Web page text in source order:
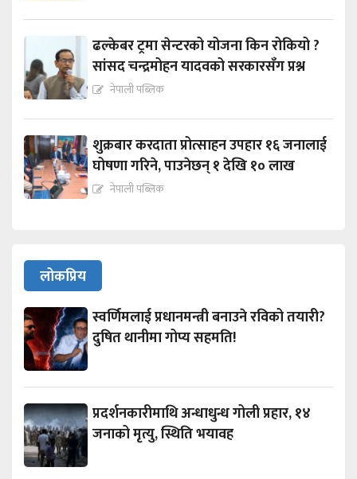
ढल्केबर ट्रमा सेन्टरको योजना किन रोकियो ?
सांसद चन्द्रमोहन यादवको सरकारसँग प्रश्न
नेपाली पब्लिक
शुक्रबार करदाता प्रोत्साहन उपहार १६ जनालाई
घोषणा गरिने, पाउनेछन् १ देखि १० लाख
नेपाली पब्लिक
लोकप्रिय
स्वर्णिमलाई प्रधानमन्त्री बनाउने रविको तयारी?
दुषित थानीमा गोप्य सहमति!
प्रदर्शनकारीमाथि अन्धाधुन्ध गोली प्रहार, १४
जनाको मृत्यु, स्थिति भयावह